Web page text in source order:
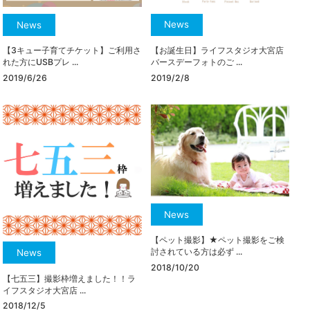
News
【3キュー子育てチケット】ご利用さ
れた方にUSBプレ ...
2019/6/26
News
【お誕生日】ライフスタジオ大宮店
バースデーフォトのご ...
2019/2/8
News
【七五三】撮影枠増えました！！ラ
イフスタジオ大宮店 ...
2018/12/5
News
【ペット撮影】★ペット撮影をご検
討されている方は必ず ...
2018/10/20